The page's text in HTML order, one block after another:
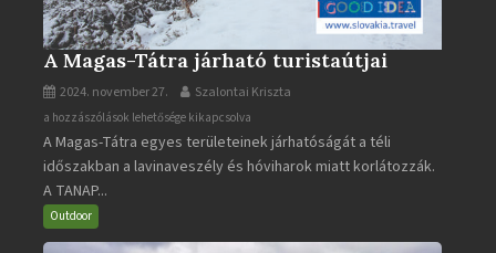
A Magas-Tátra járható turistaútjai
2024. november 27. Szalontai Kriszta
A
Magas-
Tátra
járható
turistaútjai
a hozzászólások lehetősége kikapcsolva
A Magas-Tátra egyes területeinek járhatóságát a téli
időszakban a lavinaveszély és hóviharok miatt korlátozzák.
A TANAP...
Outdoor